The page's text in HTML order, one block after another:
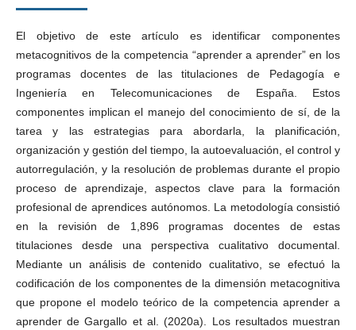
El objetivo de este artículo es identificar componentes
metacognitivos de la competencia “aprender a aprender” en los
programas docentes de las titulaciones de Pedagogía e
Ingeniería en Telecomunicaciones de España. Estos
componentes implican el manejo del conocimiento de sí, de la
tarea y las estrategias para abordarla, la planificación,
organización y gestión del tiempo, la autoevaluación, el control y
autorregulación, y la resolución de problemas durante el propio
proceso de aprendizaje, aspectos clave para la formación
profesional de aprendices autónomos. La metodología consistió
en la revisión de 1,896 programas docentes de estas
titulaciones desde una perspectiva cualitativo documental.
Mediante un análisis de contenido cualitativo, se efectuó la
codificación de los componentes de la dimensión metacognitiva
que propone el modelo teórico de la competencia aprender a
aprender de Gargallo et al. (2020a). Los resultados muestran